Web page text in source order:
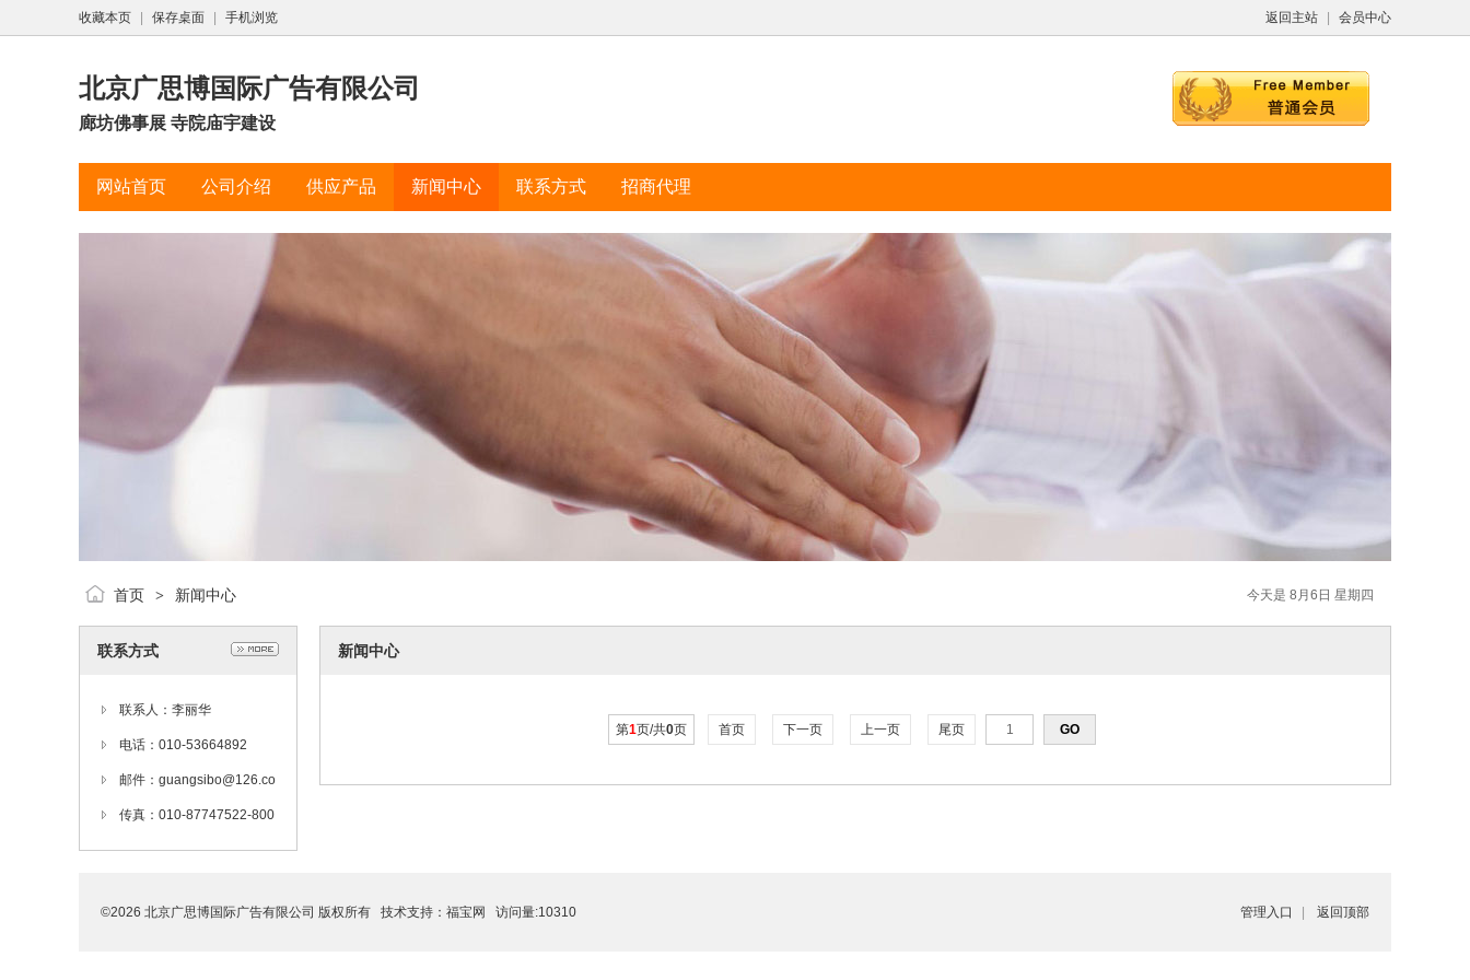
返回主站 会员中心
收藏本页 保存桌面 手机浏览
北京广思博国际广告有限公司
廊坊佛事展 寺院庙宇建设
网站首页 公司介绍 供应产品 新闻中心 联系方式 招商代理
今天是 8月6日 星期四
首页 > 新闻中心
联系方式
联系人：李丽华
电话：010-53664892
邮件：guangsibo@126.co
m
传真：010-87747522-800
7
新闻中心
第1页/共0页 首页 下一页 上一页 尾页
管理入口 返回顶部
©2026 北京广思博国际广告有限公司 版权所有 技术支持： 福宝网 访问量:10310